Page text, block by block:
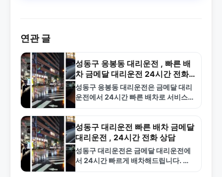
연관 글
성동구 응봉동 대리운전 , 빠른 배
차 금메달 대리운전 24시간 전화
상담
성동구 응봉동 대리운전은 금메달 대리
운전에서 24시간 빠른 배차로 서비스합
4774로 전화하세요.
성동구 대리운전 빠른 배차 금메달
대리운전 , 24시간 전화 상담
성동구 대리운전은 금메달 대리운전에
서 24시간 빠르게 배차해드립니다. 합